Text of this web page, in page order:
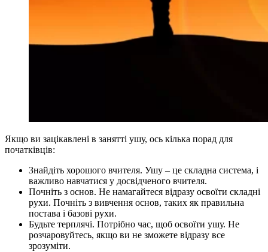
Якщо ви зацікавлені в занятті ушу, ось кілька порад для
початківців:
Знайдіть хорошого вчителя. Ушу – це складна система, і
важливо навчатися у досвідченого вчителя.
Почніть з основ. Не намагайтеся відразу освоїти складні
рухи. Почніть з вивчення основ, таких як правильна
постава і базові рухи.
Будьте терплячі. Потрібно час, щоб освоїти ушу. Не
розчаровуйтесь, якщо ви не зможете відразу все
зрозуміти.